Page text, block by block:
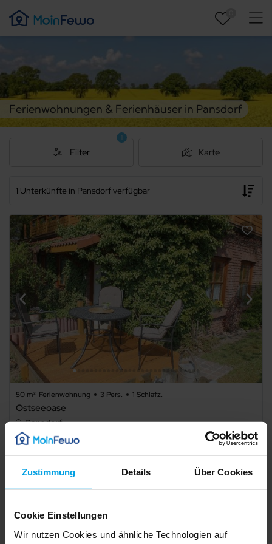
Zustimmung Details Über Cookies
Cookie Einstellungen
Wir nutzen Cookies und ähnliche Technologien auf
Ferienwohnungen & Ferienhäuser in Pansdorf
1 Unterkünfte in Pansdorf verfügbar
Filter
1
Karte
50 m² Ferienwohnung 3 Pers. 1 Schlafz.
Ostseeoase
Pansdorf
Details
Mehr Ergebnisse